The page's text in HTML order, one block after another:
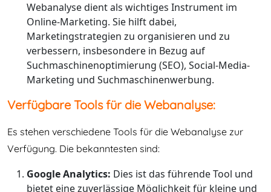
Webanalyse dient als wichtiges Instrument im
Online-Marketing. Sie hilft dabei,
Marketingstrategien zu organisieren und zu
verbessern, insbesondere in Bezug auf
Suchmaschinenoptimierung (SEO), Social-Media-
Marketing und Suchmaschinenwerbung.
Verfügbare Tools für die Webanalyse:
Es stehen verschiedene Tools für die Webanalyse zur
Verfügung. Die bekanntesten sind:
Google Analytics: Dies ist das führende Tool und
bietet eine zuverlässige Möglichkeit für kleine und